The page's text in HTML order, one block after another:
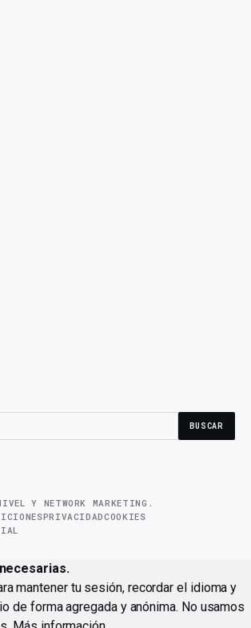
BUSCAR
Y NETWORK MARKETING.
PRIVACIDADCOOKIES
mantener tu sesión, recordar el idioma y
de forma agregada y anónima. No usamos